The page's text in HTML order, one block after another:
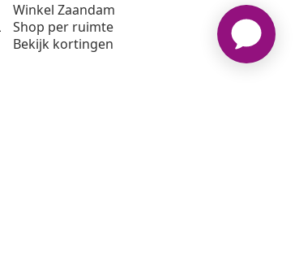
Winkel Zaandam
Shop per ruimte
Bekijk kortingen